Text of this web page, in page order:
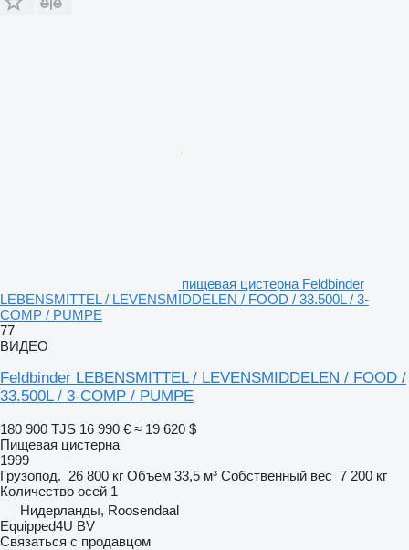
пищевая цистерна Feldbinder
LEBENSMITTEL / LEVENSMIDDELEN / FOOD / 33.500L / 3-
COMP / PUMPE
77
ВИДЕО
Feldbinder LEBENSMITTEL / LEVENSMIDDELEN / FOOD /
33.500L / 3-COMP / PUMPE
180 900 TJS 16 990 € ≈ 19 620 $
Пищевая цистерна
1999
Грузопод. 26 800 кг Объем 33,5 м³ Собственный вес 7 200 кг
Количество осей 1
Нидерланды, Roosendaal
Equipped4U BV
Связаться с продавцом